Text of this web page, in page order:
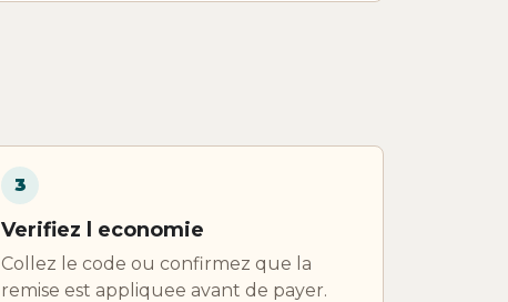
3
Verifiez l economie
Collez le code ou confirmez que la
remise est appliquee avant de payer.